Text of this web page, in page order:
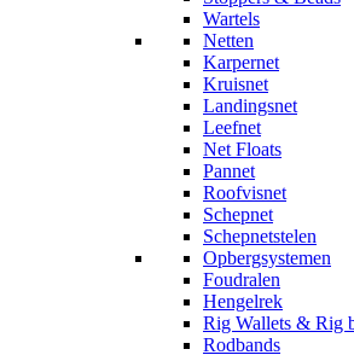
Wartels
Netten
Karpernet
Kruisnet
Landingsnet
Leefnet
Net Floats
Pannet
Roofvisnet
Schepnet
Schepnetstelen
Opbergsystemen
Foudralen
Hengelrek
Rig Wallets & Rig
Rodbands